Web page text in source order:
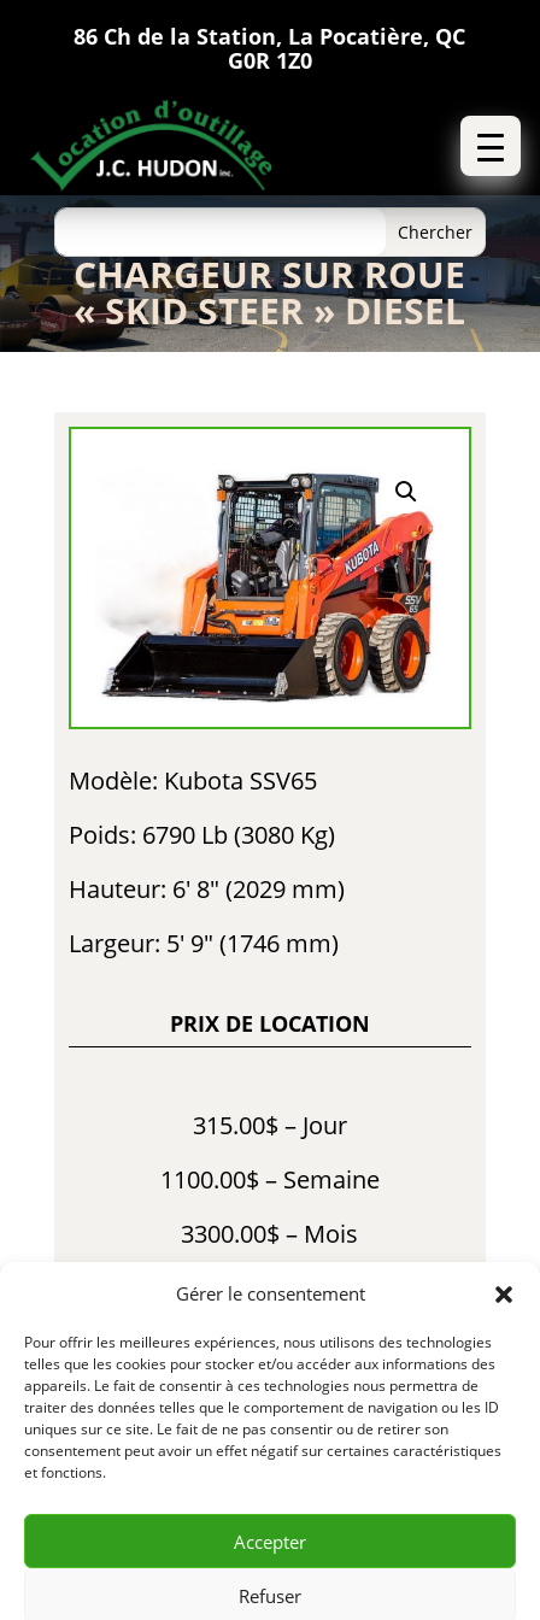
Gérer le consentement
Pour offrir les meilleures expériences, nous utilisons des technologies
telles que les cookies pour stocker et/ou accéder aux informations des
appareils. Le fait de consentir à ces technologies nous permettra de
traiter des données telles que le comportement de navigation ou les ID
uniques sur ce site. Le fait de ne pas consentir ou de retirer son
consentement peut avoir un effet négatif sur certaines caractéristiques
et fonctions.
Accepter
Refuser
86 Ch de la Station, La Pocatière, QC
G0R 1Z0
CHARGEUR SUR ROUE
« SKID STEER » DIESEL
Modèle: Kubota SSV65
Poids: 6790 Lb (3080 Kg)
Hauteur: 6′ 8″ (2029 mm)
Largeur: 5′ 9″ (1746 mm)
PRIX DE LOCATION
315.00$ – Jour
1100.00$ – Semaine
3300.00$ – Mois
530.00$ – Fin de Semaine
*Une limite d’heure s’applique à ce
tarif
LLLSSV65-1 – R25-01
DEMANDE D’INFORMATION
& RÉSERVATION